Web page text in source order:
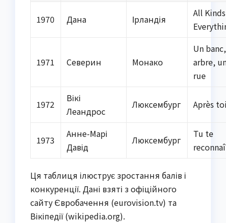
1970 Дана Ірландія
All
1971 Северин Монако
Un
arbre,
rue
1972
Вікі
Леандрос
Люксембург Après
1973
Анне-Марі
Давід
Люксембург
Tu te
Ця таблиця ілюструє зростання балів і
конкуренції. Дані взяті з офіційного
сайту Євробачення (eurovision.tv) та
Вікіпедії (wikipedia.org).